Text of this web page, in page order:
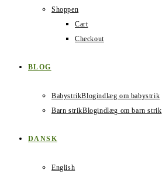
Shoppen
Cart
Checkout
BLOG
BabystrikBlogindlæg om babystrik
Barn strikBlogindlæg om barn strik
DANSK
English